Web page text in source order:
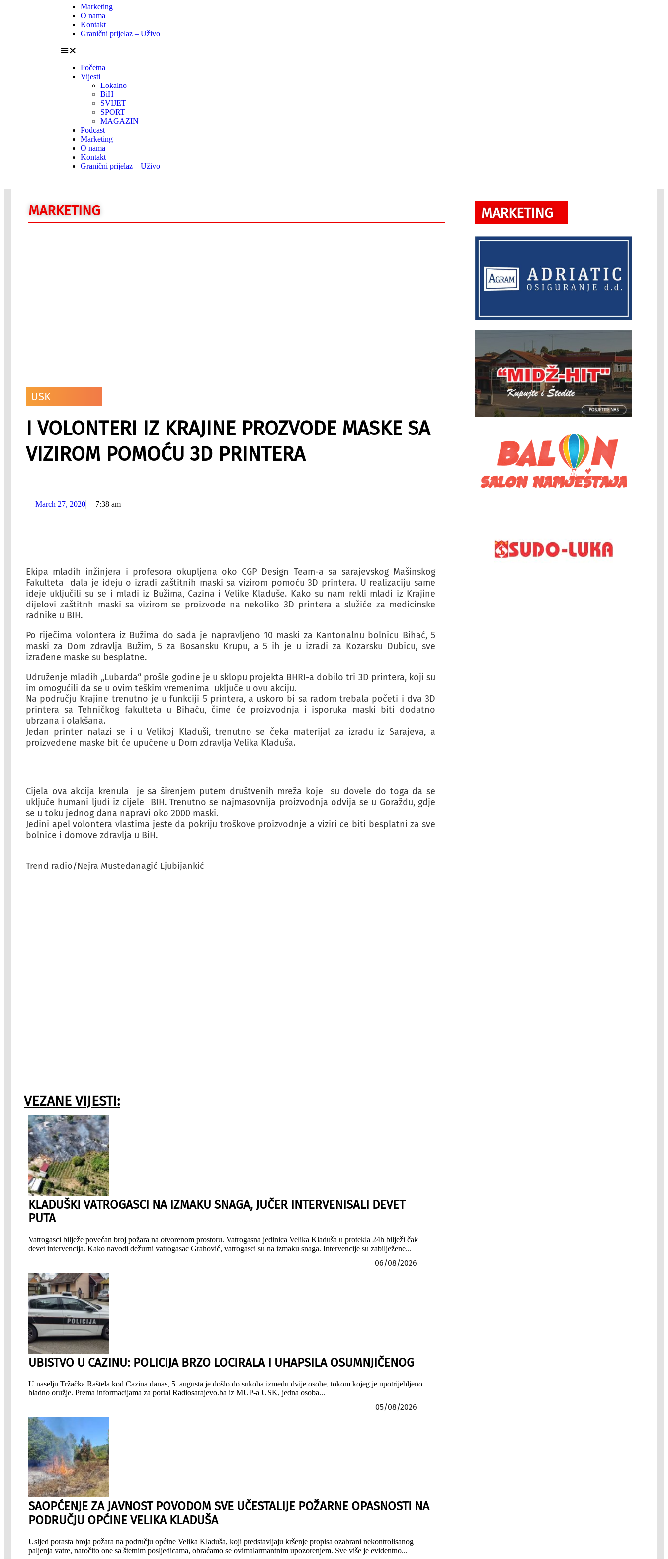
Marketing
O nama
Kontakt
Granični prijelaz – Uživo
Početna
Vijesti
Lokalno
BiH
SVIJET
SPORT
MAGAZIN
Podcast
Marketing
O nama
Kontakt
Granični prijelaz – Uživo
MARKETING
USK
I VOLONTERI IZ KRAJINE PROZVODE MASKE SA
VIZIROM POMOĆU 3D PRINTERA
March 27, 2020 7:38 am
Ekipa mladih inžinjera i profesora okupljena oko CGP Design Team-a sa sarajevskog Mašinskog
Fakulteta dala je ideju o izradi zaštitnih maski sa vizirom pomoću 3D printera. U realizaciju same
ideje uključili su se i mladi iz Bužima, Cazina i Velike Kladuše. Kako su nam rekli mladi iz Krajine
dijelovi zaštitnh maski sa vizirom se proizvode na nekoliko 3D printera a služiće za medicinske
radnike u BIH.
Po riječima volontera iz Bužima do sada je napravljeno 10 maski za Kantonalnu bolnicu Bihać, 5
maski za Dom zdravlja Bužim, 5 za Bosansku Krupu, a 5 ih je u izradi za Kozarsku Dubicu, sve
izrađene maske su besplatne.
Udruženje mladih „Lubarda“ prošle godine je u sklopu projekta BHRI-a dobilo tri 3D printera, koji su
im omogućili da se u ovim teškim vremenima uključe u ovu akciju.
Na području Krajine trenutno je u funkciji 5 printera, a uskoro bi sa radom trebala početi i dva 3D
printera sa Tehničkog fakulteta u Bihaću, čime će proizvodnja i isporuka maski biti dodatno
ubrzana i olakšana.
Jedan printer nalazi se i u Velikoj Kladuši, trenutno se čeka materijal za izradu iz Sarajeva, a
proizvedene maske bit će upućene u Dom zdravlja Velika Kladuša.
Cijela ova akcija krenula je sa širenjem putem društvenih mreža koje su dovele do toga da se
uključe humani ljudi iz cijele BIH. Trenutno se najmasovnija proizvodnja odvija se u Goraždu, gdje
se u toku jednog dana napravi oko 2000 maski.
Jedini apel volontera vlastima jeste da pokriju troškove proizvodnje a viziri ce biti besplatni za sve
bolnice i domove zdravlja u BiH.
Trend radio/Nejra Mustedanagić Ljubijankić
VEZANE VIJESTI:
KLADUŠKI VATROGASCI NA IZMAKU SNAGA, JUČER INTERVENISALI DEVET
PUTA
Vatrogasci bilježe povećan broj požara na otvorenom prostoru. Vatrogasna jedinica Velika Kladuša u protekla 24h bilježi čak
devet intervencija. Kako navodi dežurni vatrogasac Grahović, vatrogasci su na izmaku snaga. Intervencije su zabilježene...
06/08/2026
UBISTVO U CAZINU: POLICIJA BRZO LOCIRALA I UHAPSILA OSUMNJIČENOG
U naselju Tržačka Raštela kod Cazina danas, 5. augusta je došlo do sukoba između dvije osobe, tokom kojeg je upotrijebljeno
hladno oružje. Prema informacijama za portal Radiosarajevo.ba iz MUP-a USK, jedna osoba...
05/08/2026
SAOPĆENJE ZA JAVNOST POVODOM SVE UČESTALIJE POŽARNE OPASNOSTI NA
PODRUČJU OPĆINE VELIKA KLADUŠA
Usljed porasta broja požara na području općine Velika Kladuša, koji predstavljaju kršenje propisa ozabrani nekontrolisanog
paljenja vatre, naročito one sa štetnim posljedicama, obraćamo se ovimalarmantnim upozorenjem. Sve više je evidentno...
MARKETING